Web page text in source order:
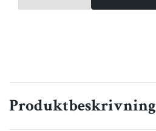
Produktbeskrivning